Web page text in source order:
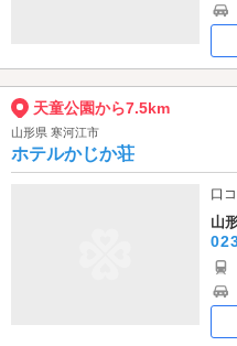
天童公園から7.5km
山形県 寒河江市
ホテルかじか荘
口
山